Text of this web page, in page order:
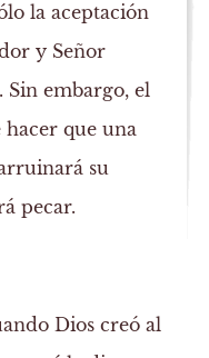
la aceptación
y Señor
Sin embargo, el
que una
su
pecar.
Dios creó al